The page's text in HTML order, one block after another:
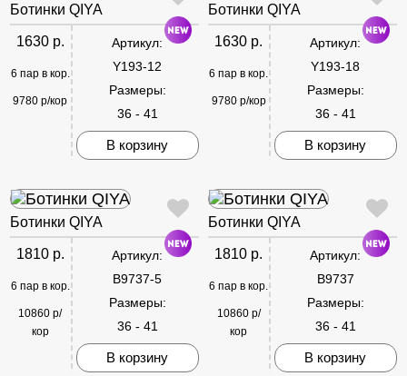
Ботинки QIYA
1630 р.
6 пар в кор.
9780 р/кор
Артикул:
Y193-12
Размеры:
36 - 41
В корзину
Ботинки QIYA
1630 р.
6 пар в кор.
9780 р/кор
Артикул:
Y193-18
Размеры:
36 - 41
В корзину
Ботинки QIYA
1810 р.
6 пар в кор.
10860 р/
кор
Артикул:
B9737-5
Размеры:
36 - 41
В корзину
Ботинки QIYA
1810 р.
6 пар в кор.
10860 р/
кор
Артикул:
B9737
Размеры:
36 - 41
В корзину